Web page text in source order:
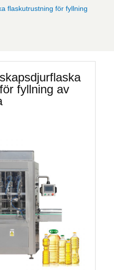
flaskutrustning för fyllning
fyllning av